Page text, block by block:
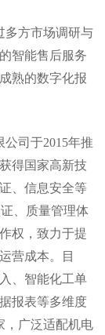
多方市场调研与
智能售后服务
熟的数字化报
公司于2015年推
得国家高新技
、信息安全等
、质量管理体
权，致力于提
营成本。目
、智能化工单
报表等多维度
，广泛适配机电